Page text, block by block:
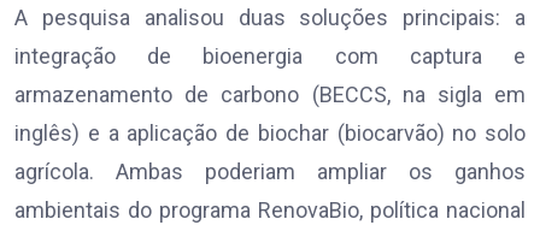
A pesquisa analisou duas soluções principais: a
integração de bioenergia com captura e
armazenamento de carbono (BECCS, na sigla em
inglês) e a aplicação de biochar (biocarvão) no solo
agrícola. Ambas poderiam ampliar os ganhos
ambientais do programa RenovaBio, política nacional